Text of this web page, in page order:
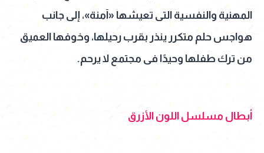
المهنية والنفسية التى تعيشها «آمنة»، إلى جانب
هواجس حلم متكرر ينذر بقرب رحيلها، وخوفها العميق
من ترك طفلها وحيدًا فى مجتمع لا يرحم.
أبطال مسلسل اللون الأزرق